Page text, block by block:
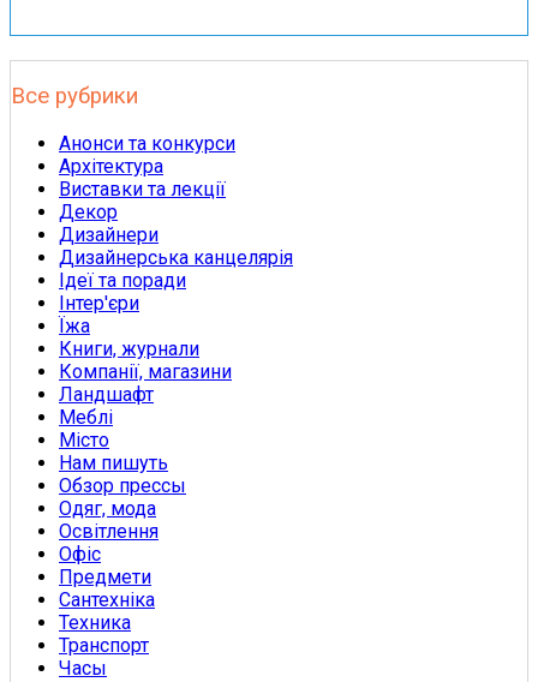
Все рубрики
Анонси та конкурси
Архітектура
Виставки та лекції
Декор
Дизайнери
Дизайнерська канцелярія
Ідеї та поради
Інтер'єри
Їжа
Книги, журнали
Компанії, магазини
Ландшафт
Меблі
Місто
Нам пишуть
Обзор прессы
Одяг, мода
Освітлення
Офіс
Предмети
Сантехніка
Техника
Транспорт
Часы